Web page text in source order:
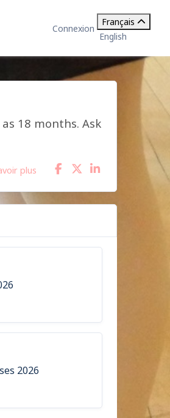
Connexion
Français
English
18 months. Ask
plus
2026